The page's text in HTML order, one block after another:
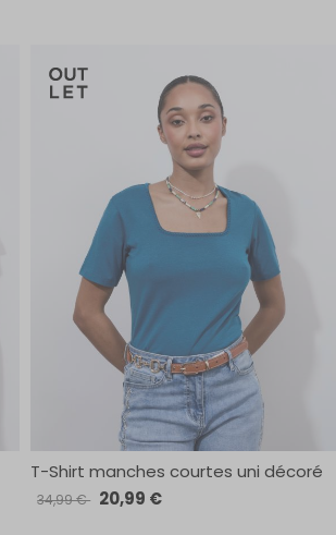
T-Shirt manches courtes uni décoré
34,99 € 20,99 €